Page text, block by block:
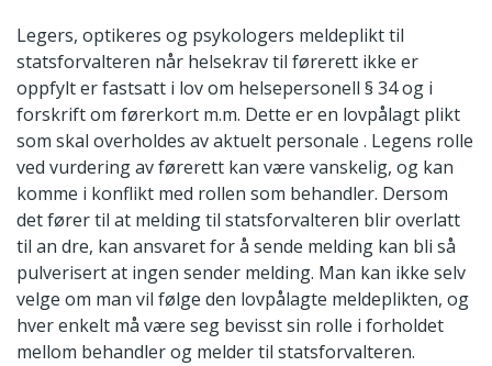
Legers, optikeres og psykologers meldeplikt til
statsforvalteren når helsekrav til førerett ikke er
oppfylt er fastsatt i lov om helsepersonell § 34 og i
forskrift om førerkort m.m. Dette er en lovpålagt plikt
som skal overholdes av aktuelt personale . Legens rolle
ved vurdering av førerett kan være vanskelig, og kan
komme i konflikt med rollen som behandler. Dersom
det fører til at melding til statsforvalteren blir overlatt
til an dre, kan ansvaret for å sende melding kan bli så
pulverisert at ingen sender melding. Man kan ikke selv
velge om man vil følge den lovpålagte meldeplikten, og
hver enkelt må være seg bevisst sin rolle i forholdet
mellom behandler og melder til statsforvalteren.